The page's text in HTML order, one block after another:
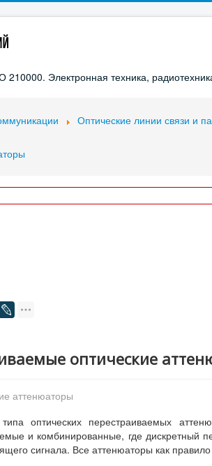
Электронная техника,
Оптические линии связи и
оптические
аттенюаторы
оптических перестраиваемых
и комбинированные, где дискретный
сигнала. Все аттенюаторы как